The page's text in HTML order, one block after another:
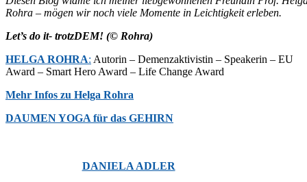
Rohra – mögen wir noch viele Momente in Leichtigkeit erleben.
Let’s do it- trotzDEM! (© Rohra)
HELGA ROHRA: Autorin – Demenzaktivistin – Speakerin – EU
Award – Smart Hero Award – Life Change Award
Mehr Infos zu Helga Rohra
DAUMEN YOGA für das GEHIRN
DANIELA ADLER